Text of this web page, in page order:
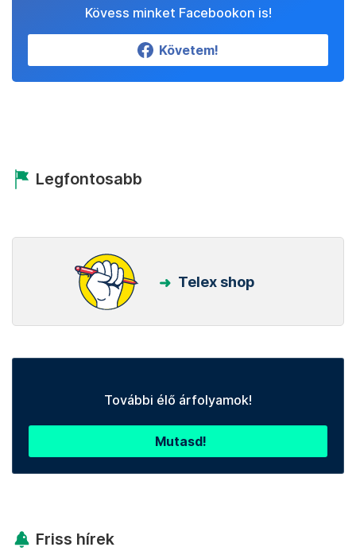
Kövess minket Facebookon is!
Követem!
Legfontosabb
Telex shop
További élő árfolyamok!
Mutasd!
Friss hírek